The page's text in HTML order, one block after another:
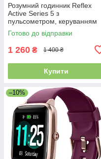
Розумний годинник Reflex
Active Series 5 з
пульсометром, керуванням
музикою, кольоровим
сенсорним екраном
Готово до відправки
1 260 ₴ 1 400 ₴
Купити
–10%